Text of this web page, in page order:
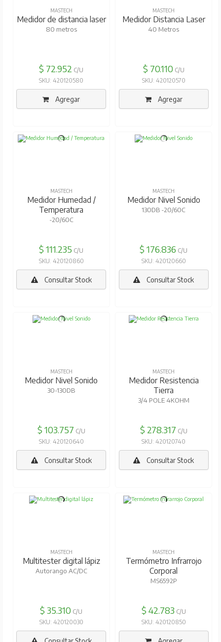
MASTECH
Medidor de distancia laser
80 metros
$ 72.952 C/U
SKU: 420120580
Agregar
MASTECH
Medidor Distancia Laser
40 Metros
$ 70.110C/U
SKU: 420120570
Agregar
MASTECH
Medidor Humedad /
Temperatura
-20/60C
$ 111.235 C/U
SKU: 420120860
Consultar Stock
MASTECH
Medidor Nivel Sonido
130DB -20/60C
$ 176.836 C/U
SKU: 420120660
Consultar Stock
MASTECH
Medidor Nivel Sonido
30-130DB
$ 103.757 C/U
SKU: 420120640
Consultar Stock
MASTECH
Medidor Resistencia
Tierra
3/4 POLE 4KOHM
$ 278.317 C/U
SKU: 420120740
Consultar Stock
MASTECH
Multitester digital lápiz
Autorango AC/DC
$ 35.310 C/U
SKU: 420120030
MASTECH
Termómetro Infrarrojo
Corporal
MS6592P
$ 42.783 C/U
SKU: 420120850